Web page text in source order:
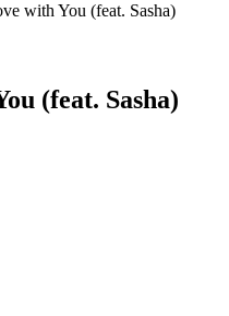
with You (feat. Sasha)
(feat. Sasha)